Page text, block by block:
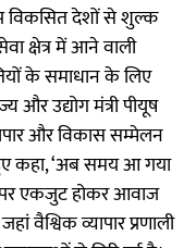
विकसित देशों से शुल्क
क्षेत्र में आने वाली
के समाधान के लिए
और उद्योग मंत्री पीयूष
और विकास सम्मेलन
कहा, ‘अब समय आ गया
पर एकजुट होकर आवाज
वैश्विक व्यापार प्रणाली